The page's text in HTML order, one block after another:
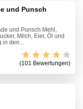
und Punsch
und Punsch Mehl,
Milch, Eier, Öl und
in den...
(101 Bewertungen)